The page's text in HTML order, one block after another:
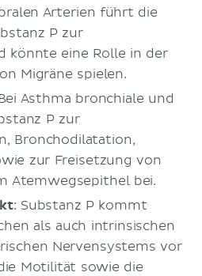
Arterien führt die
P zur
könnte eine Rolle in der
Migräne spielen.
Asthma bronchiale und
P zur
Bronchodilatation,
zur Freisetzung von
Atemwegsepithel bei.
: Substanz P kommt
als auch intrinsischen
Nervensystems vor
Motilität sowie die